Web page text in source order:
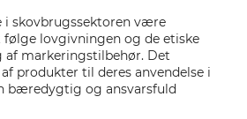
i skovbrugssektoren være
lovgivningen og de etiske
markeringstilbehør. Det
produkter til deres anvendelse i
bæredygtig og ansvarsfuld